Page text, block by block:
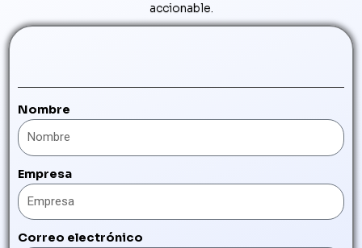
accionable.
Nombre
Empresa
Correo electrónico